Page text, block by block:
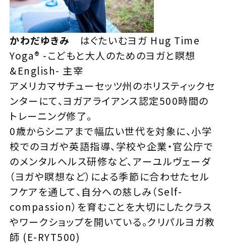
かわだゆきみ はぐたいむヨガ Hug Time
Yoga®︎ -こどもと大人のためのヨガと瞑想
&English- 主宰
アメリカマサチューセッツ州のホリスティックセ
ンターにて、ヨガアライアンス認定500時間の
トレーニング修了。
0歳からシニアまで幅広い世代を対象に、小学
校でのヨガや英語指導、学校や企業・官公庁で
のメンタルヘルス研修など、アーユルヴェーダ
（ヨガや瞑想など）による季節に合わせたセル
フケアを通して、自分への慈しみ（Self-
compassion）を育むことを大切にしたクラス
やワークショップを開いている。クリパルヨガ教
師 (E-RYT500)